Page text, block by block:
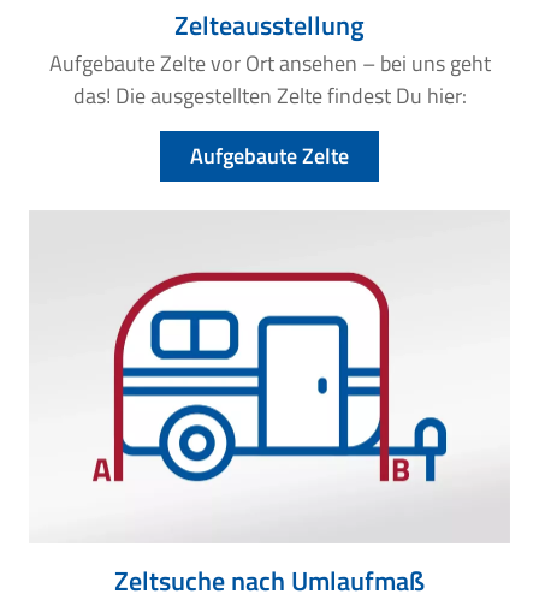
Zelteausstellung
Aufgebaute Zelte vor Ort ansehen – bei uns geht
das! Die ausgestellten Zelte findest Du hier:
Aufgebaute Zelte
Zeltsuche nach Umlaufmaß